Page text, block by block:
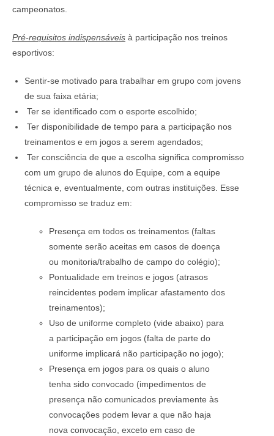
campeonatos.
Pré-requisitos indispensáveis à participação nos treinos
esportivos:
Sentir-se motivado para trabalhar em grupo com jovens
de sua faixa etária;
Ter se identificado com o esporte escolhido;
Ter disponibilidade de tempo para a participação nos
treinamentos e em jogos a serem agendados;
Ter consciência de que a escolha significa compromisso
com um grupo de alunos do Equipe, com a equipe
técnica e, eventualmente, com outras instituições. Esse
compromisso se traduz em:
Presença em todos os treinamentos (faltas
somente serão aceitas em casos de doença
ou monitoria/trabalho de campo do colégio);
Pontualidade em treinos e jogos (atrasos
reincidentes podem implicar afastamento dos
treinamentos);
Uso de uniforme completo (vide abaixo) para
a participação em jogos (falta de parte do
uniforme implicará não participação no jogo);
Presença em jogos para os quais o aluno
tenha sido convocado (impedimentos de
presença não comunicados previamente às
convocações podem levar a que não haja
nova convocação, exceto em caso de